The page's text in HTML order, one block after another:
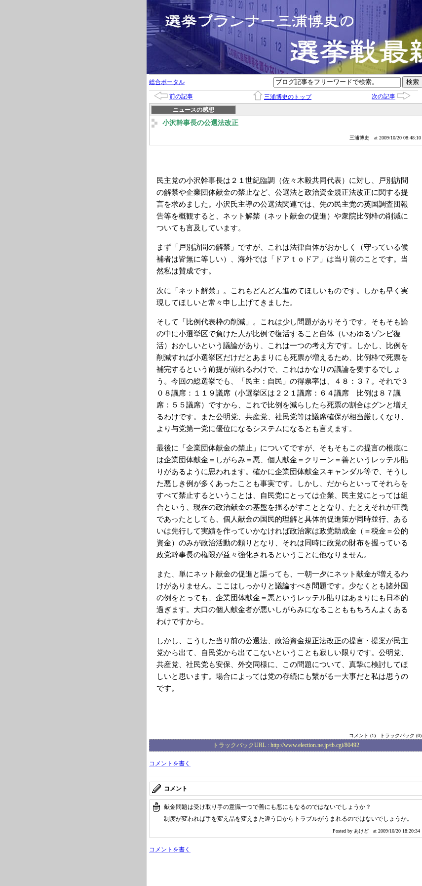
総合ポータル
前の記事 三浦博史のトップ
次の記事
ニュースの感想
小沢幹事長の公選法改正
三浦博史 at 2009/10/20 08:48:10
民主党の小沢幹事長は２１世紀臨調（佐々木毅共同代表）に対し、戸別訪問
の解禁や企業団体献金の禁止など、公選法と政治資金規正法改正に関する提
言を求めました。小沢氏主導の公選法関連では、先の民主党の英国調査団報
告等を概観すると、ネット解禁（ネット献金の促進）や衆院比例枠の削減に
ついても言及しています。
まず「戸別訪問の解禁」ですが、これは法律自体がおかしく（守っている候
補者は皆無に等しい）、海外では「ドアｔｏドア」は当り前のことです。当
然私は賛成です。
次に「ネット解禁」。これもどんどん進めてほしいものです。しかも早く実
現してほしいと常々申し上げてきました。
そして「比例代表枠の削減」。これは少し問題がありそうです。そもそも論
の中に小選挙区で負けた人が比例で復活すること自体（いわゆるゾンビ復
活）おかしいという議論があり、これは一つの考え方です。しかし、比例を
削減すれば小選挙区だけだとあまりにも死票が増えるため、比例枠で死票を
補完するという前提が崩れるわけで、これはかなりの議論を要するでしょ
う。今回の総選挙でも、「民主：自民」の得票率は、４８：３７。それで３
０８議席：１１９議席（小選挙区は２２１議席：６４議席 比例は８７議
席：５５議席）ですから、これで比例を減らしたら死票の割合はグンと増え
るわけです。また公明党、共産党、社民党等は議席確保が相当厳しくなり、
より与党第一党に優位になるシステムになるとも言えます。
最後に「企業団体献金の禁止」についてですが、そもそもこの提言の根底に
は企業団体献金＝しがらみ＝悪、個人献金＝クリーン＝善というレッテル貼
りがあるように思われます。確かに企業団体献金スキャンダル等で、そうし
た悪しき例が多くあったことも事実です。しかし、だからといってそれらを
すべて禁止するということは、自民党にとっては企業、民主党にとっては組
合という、現在の政治献金の基盤を揺るがすこととなり、たとえそれが正義
であったとしても、個人献金の国民的理解と具体的促進策が同時並行、ある
いは先行して実績を作っていかなければ政治家は政党助成金（＝税金＝公的
資金）のみが政治活動の頼りとなり、それは同時に政党の財布を握っている
政党幹事長の権限が益々強化されるということに他なりません。
また、単にネット献金の促進と謳っても、一朝一夕にネット献金が増えるわ
けがありません。ここはしっかりと議論すべき問題です。少なくとも諸外国
の例をとっても、企業団体献金＝悪というレッテル貼りはあまりにも日本的
過ぎます。大口の個人献金者が悪いしがらみになることももちろんよくある
わけですから。
しかし、こうした当り前の公選法、政治資金規正法改正の提言・提案が民主
党から出て、自民党から出てこないということも寂しい限りです。公明党、
共産党、社民党も安保、外交同様に、この問題について、真摯に検討してほ
しいと思います。場合によっては党の存続にも繋がる一大事だと私は思うの
です。
コメント (1) トラックバック (0)
トラックバックURL : http://www.election.ne.jp/tb.cgi/80492
コメントを書く
コメント
献金問題は受け取り手の意識一つで善にも悪にもなるのではないでしょうか？
制度が変われば手を変え品を変えまた違う口からトラブルがうまれるのではないでしょうか。
Posted by あけど at 2009/10/20 18:20:34
コメントを書く